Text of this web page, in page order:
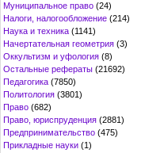
Муниципальное право (24)
Налоги, налогообложение (214)
Наука и техника (1141)
Начертательная геометрия (3)
Оккультизм и уфология (8)
Остальные рефераты (21692)
Педагогика (7850)
Политология (3801)
Право (682)
Право, юриспруденция (2881)
Предпринимательство (475)
Прикладные науки (1)